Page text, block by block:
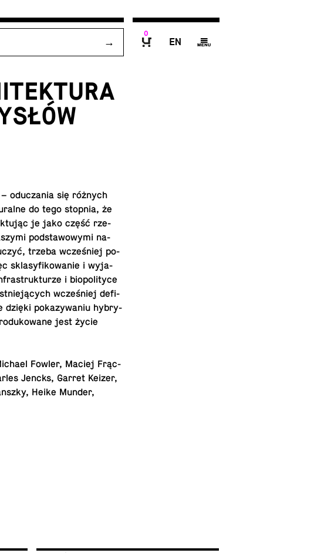
0
E g
od­ucza­nia się różnych
do tego stopnia, że
je jako część rze­
pod­sta­wo­wy­mi na­
trzeba wcze­śniej po­
skla­sy­fi­ko­wa­nie i wy­ja­
i bio­po­li­ty­ce
wcze­śniej de­fi­
dzięki po­ka­zy­wa­niu hy­bry­
jest życie
Fowler, Maciej Frąc­
Jencks, Garret Keizer,
Heike Munder,